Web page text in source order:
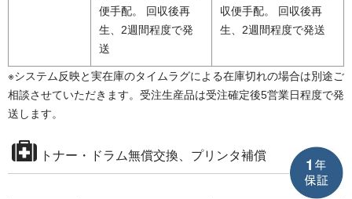
便手配。 回収後再
生、2週間程度で発
送
収便手配。 回収後再
生、2週間程度で発送
※システム反映と実在庫のタイムラグによる在庫切れの場合は別途ご
相談させていただきます。受注生産品は受注確定後5営業日程度で発
送します。
トナー・ドラム無償交換、プリンタ補償